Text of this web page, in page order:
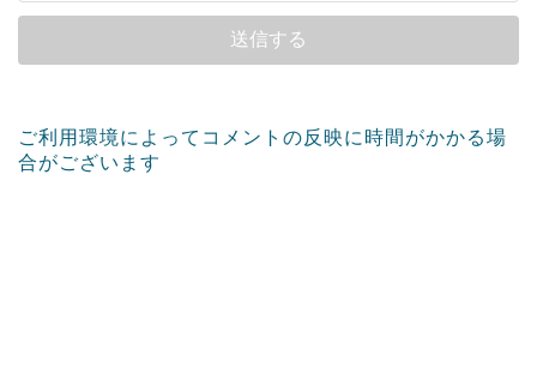
ご利用環境によってコメントの反映に時間がかかる場
合がございます